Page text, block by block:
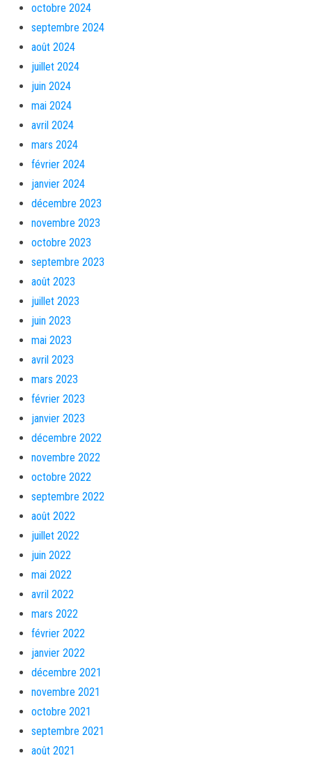
octobre 2024
septembre 2024
août 2024
juillet 2024
juin 2024
mai 2024
avril 2024
mars 2024
février 2024
janvier 2024
décembre 2023
novembre 2023
octobre 2023
septembre 2023
août 2023
juillet 2023
juin 2023
mai 2023
avril 2023
mars 2023
février 2023
janvier 2023
décembre 2022
novembre 2022
octobre 2022
septembre 2022
août 2022
juillet 2022
juin 2022
mai 2022
avril 2022
mars 2022
février 2022
janvier 2022
décembre 2021
novembre 2021
octobre 2021
septembre 2021
août 2021